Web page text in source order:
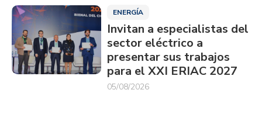
ENERGÍA
Invitan a especialistas del
sector eléctrico a
presentar sus trabajos
para el XXI ERIAC 2027
05/08/2026